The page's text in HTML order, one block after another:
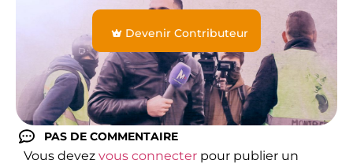
Devenir Contributeur
PAS DE COMMENTAIRE
Vous devez vous connecter pour publier un